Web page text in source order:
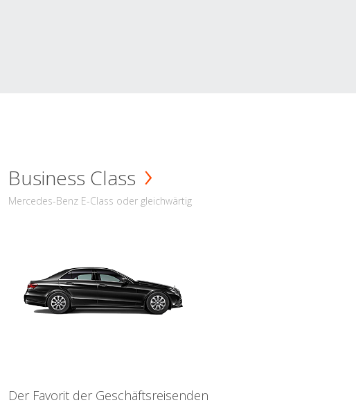
Business Class
Mercedes-Benz E-Class oder gleichwärtig
Der Favorit der Geschäftsreisenden